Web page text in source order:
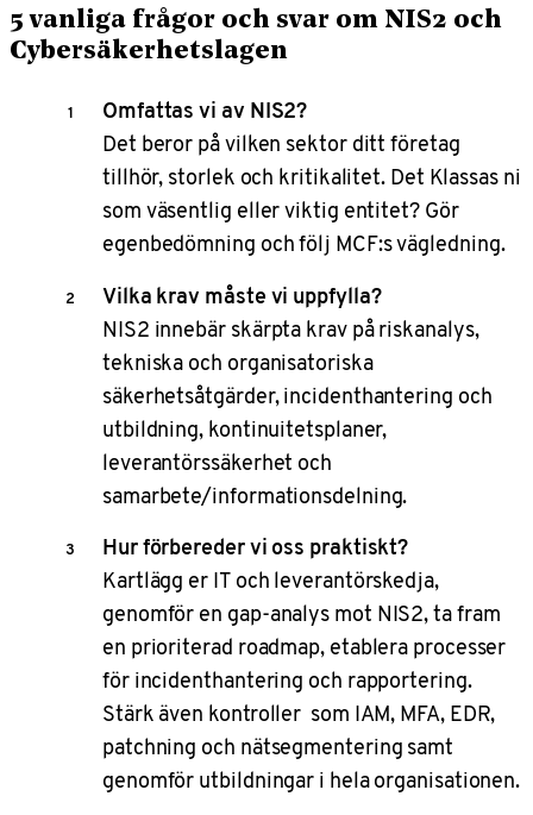
5 vanliga frågor och svar om NIS2 och
Cybersäkerhetslagen
Omfattas vi av NIS2?
Det beror på vilken sektor ditt företag
tillhör, storlek och kritikalitet. Det Klassas ni
som väsentlig eller viktig entitet? Gör
egenbedömning och följ MCF:s vägledning.
Vilka krav måste vi uppfylla?
NIS2 innebär skärpta krav på riskanalys,
tekniska och organisatoriska
säkerhetsåtgärder, incidenthantering och
utbildning, kontinuitetsplaner,
leverantörssäkerhet och
samarbete/informationsdelning.
Hur förbereder vi oss praktiskt?
Kartlägg er IT och leverantörskedja,
genomför en gap-analys mot NIS2, ta fram
en prioriterad roadmap, etablera processer
för incidenthantering och rapportering.
Stärk även kontroller som IAM, MFA, EDR,
patchning och nätsegmentering samt
genomför utbildningar i hela organisationen.